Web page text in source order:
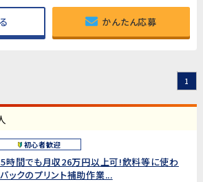
かんたん応募
1
初心者歓迎
時間でも月収26万円以上可!飲料等に使わ
ックのプリント補助作業...